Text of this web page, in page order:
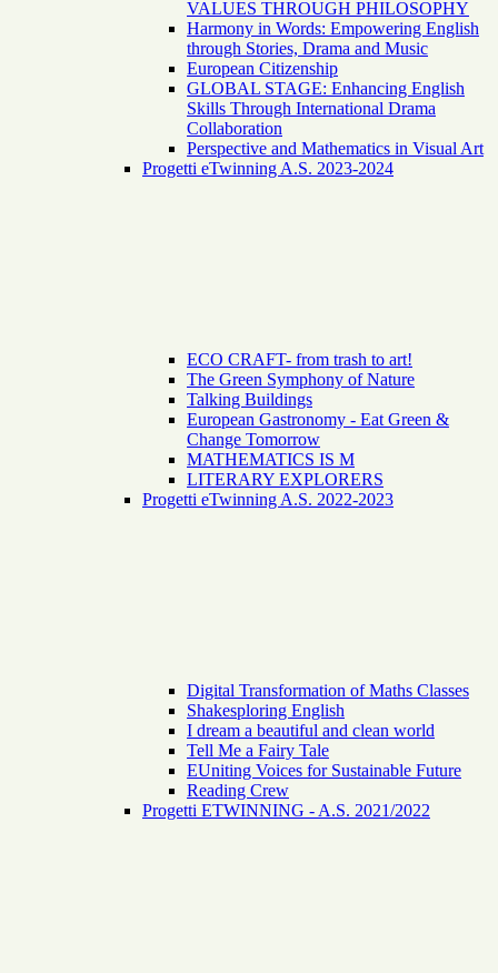
VALUES THROUGH PHILOSOPHY
Harmony in Words: Empowering English
through Stories, Drama and Music
European Citizenship
GLOBAL STAGE: Enhancing English
Skills Through International Drama
Collaboration
Perspective and Mathematics in Visual Art
Progetti eTwinning A.S. 2023-2024
ECO CRAFT- from trash to art!
The Green Symphony of Nature
Talking Buildings
European Gastronomy - Eat Green &
Change Tomorrow
MATHEMATICS IS M
LITERARY EXPLORERS
Progetti eTwinning A.S. 2022-2023
Digital Transformation of Maths Classes
Shakesploring English
I dream a beautiful and clean world
Tell Me a Fairy Tale
EUniting Voices for Sustainable Future
Reading Crew
Progetti ETWINNING - A.S. 2021/2022